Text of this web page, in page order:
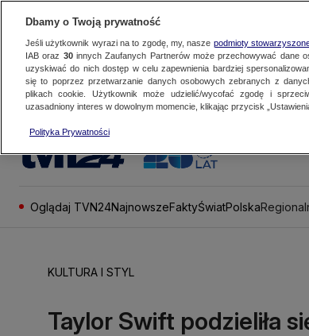
Oglądaj TVN24NajnowszeFaktyŚwiatPolska
KULTURA I STYL
Taylor Swift podzieliła
Dbamy o Twoją prywatność
Jeśli użytkownik wyrazi na to zgodę, my, nasze podmioty
IAB oraz 30innych Zaufanych Partnerów może przechowywać dane
uzyskiwać do nich dostęp w celu zapewnienia bardziej
się to poprzez przetwarzanie danych osobowych zebranych z
plikach cookie. Użytkownik może udzielić/wycofać zgodę i
uzasadniony interes w dowolnym momencie, klikając przycisk
Polityka Prywatności